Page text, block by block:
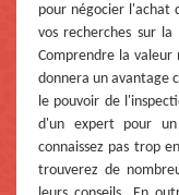
pour négocier l'achat
vos recherches sur
Comprendre la
donnera un avantage
le pouvoir de
d'un expert pour
connaissez pas trop
trouverez de